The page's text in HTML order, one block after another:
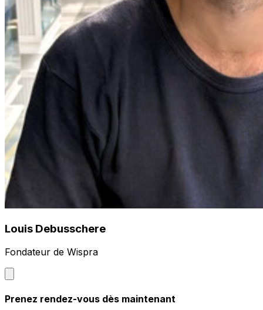
Louis Debusschere
Fondateur de Wispra
Prenez rendez-vous dès maintenant